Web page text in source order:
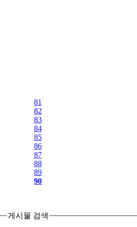
81
82
83
84
85
86
87
88
89
90
게시물 검색